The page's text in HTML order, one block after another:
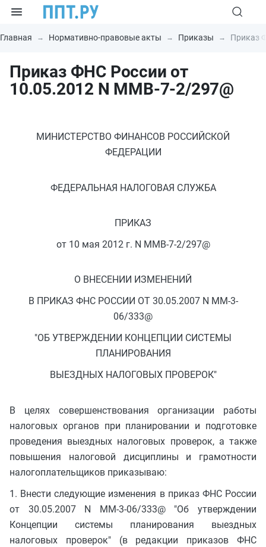
Главная Нормативно-правовые акты Приказы Приказ
Приказ ФНС России от
10.05.2012 N ММВ-7-2/297@
МИНИСТЕРСТВО ФИНАНСОВ РОССИЙСКОЙ
ФЕДЕРАЦИИ
ФЕДЕРАЛЬНАЯ НАЛОГОВАЯ СЛУЖБА
ПРИКАЗ
от 10 мая 2012 г. N ММВ-7-2/297@
О ВНЕСЕНИИ ИЗМЕНЕНИЙ
В ПРИКАЗ ФНС РОССИИ ОТ 30.05.2007 N ММ-3-
06/333@
"ОБ УТВЕРЖДЕНИИ КОНЦЕПЦИИ СИСТЕМЫ
ПЛАНИРОВАНИЯ
ВЫЕЗДНЫХ НАЛОГОВЫХ ПРОВЕРОК"
В целях совершенствования организации работы
налоговых органов при планировании и подготовке
проведения выездных налоговых проверок, а также
повышения налоговой дисциплины и грамотности
налогоплательщиков приказываю:
1. Внести следующие изменения в приказ ФНС России
от 30.05.2007 N ММ-3-06/333@ "Об утверждении
Концепции системы планирования выездных
налоговых проверок" (в редакции приказов ФНС